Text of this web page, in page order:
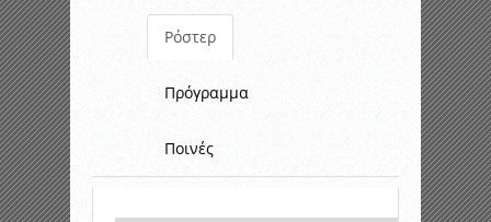
Ρόστερ
Πρόγραμμα
Ποινές